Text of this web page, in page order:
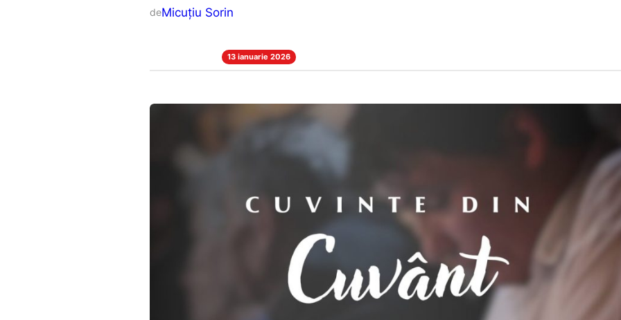
deMicuțiu Sorin
13 ianuarie 2026